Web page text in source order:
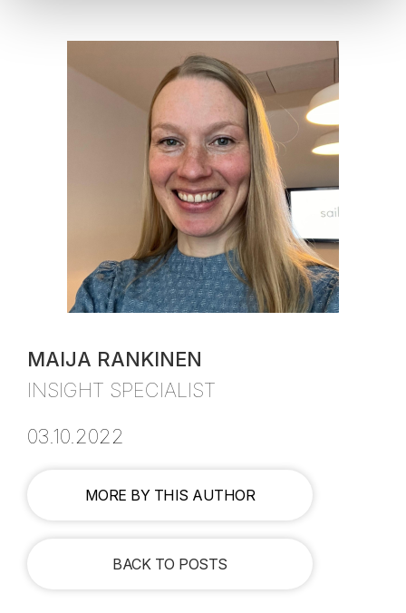
MAIJA RANKINEN
INSIGHT SPECIALIST
03.10.2022
MORE BY THIS AUTHOR
BACK TO POSTS